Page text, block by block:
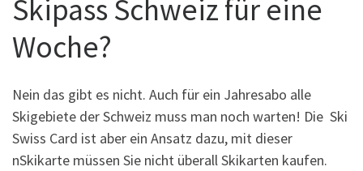
Skipass Schweiz für eine
Woche?
Nein das gibt es nicht. Auch für ein Jahresabo alle
Skigebiete der Schweiz muss man noch warten! Die Ski
Swiss Card ist aber ein Ansatz dazu, mit dieser
nSkikarte müssen Sie nicht überall Skikarten kaufen.